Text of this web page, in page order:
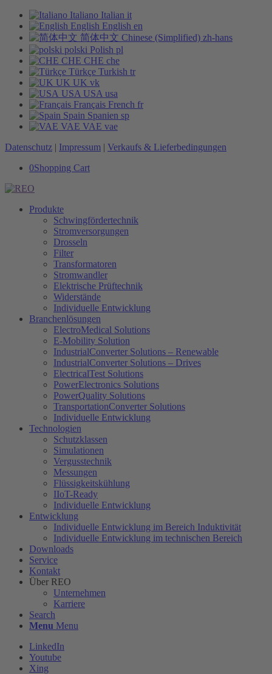
Italiano Italian it
English English en
简体中文 Chinese (Simplified) zh-hans
polski Polish pl
CHE CHE che
Türkçe Turkish tr
UK UK vk
USA USA usa
Français French fr
Spain Spanien sp
VAE VAE vae
Datenschutz | Impressum | Verkaufs & Lieferbedingungen
0Shopping Cart
Produkte
Schwingfördertechnik
Stromversorgungen
Drosseln
Filter
Transformatoren
Stromwandler
Elektrische Prüftechnik
Widerstände
Individuelle Entwicklung
Branchenlösungen
ElectroMedical Solutions
E-Mobility Solution
IndustrialConverter Solutions – Renewable
IndustrialConverter Solutions – Drives
ElectricalTest Solutions
PowerElectronics Solutions
PowerQuality Solutions
TransportationConverter Solutions
Individuelle Entwicklung
Technologien
Schutzklassen
Simulationen
Vergusstechnik
Messungen
Flüssigkeitskühlung
IIoT-Ready
Individuelle Entwicklung
Entwicklung
Individuelle Entwicklung im Bereich Induktivität
Individuelle Entwicklung im technischen Bereich
Downloads
Service
Kontakt
Über REO
Unternehmen
Karriere
Search
Menu Menu
LinkedIn
Youtube
Xing